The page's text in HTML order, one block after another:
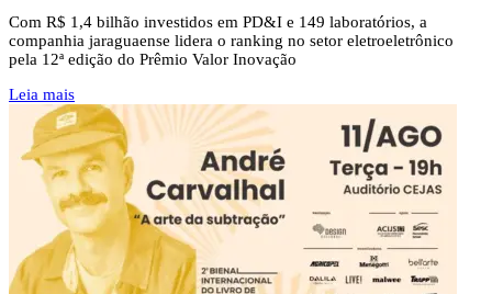
Com R$ 1,4 bilhão investidos em PD&I e 149 laboratórios, a
companhia jaraguaense lidera o ranking no setor eletroeletrônico
pela 12ª edição do Prêmio Valor Inovação
Leia mais